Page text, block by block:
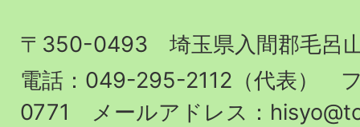
町
役
場
〒350-0493 埼玉県入間郡毛呂
電話：049-295-2112（代表）
0771 メールアドレス：